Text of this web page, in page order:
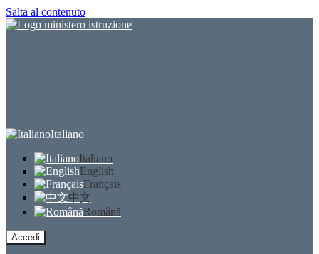
Salta al contenuto
Italiano
Italiano
English
Français
中文
Română
Accedi